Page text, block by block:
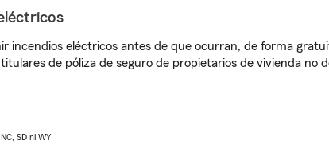
incendios eléctricos antes de que ocurran, de forma
de póliza de seguro de propietarios de vivienda no
SD ni WY